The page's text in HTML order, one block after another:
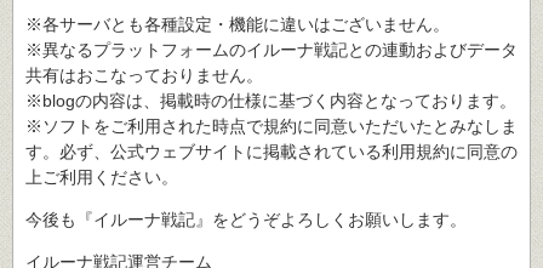
※各サーバとも各種設定・機能に違いはございません。
※異なるプラットフォームのイルーナ戦記との連動およびデータ
共有はおこなっておりません。
※blogの内容は、掲載時の仕様に基づく内容となっております。
※ソフトをご利用された時点で規約に同意いただいたとみなしま
す。必ず、公式ウェブサイトに掲載されている利用規約に同意の
上ご利用ください。
今後も『イルーナ戦記』をどうぞよろしくお願いします。
イルーナ戦記運営チーム